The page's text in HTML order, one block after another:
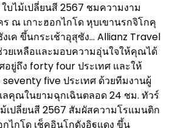
บไม้เปลี่ยนสี 2567 ชมความงาม
ณ เกาะฮอกไกโด หุบเขานรกจิโกคุ
เค ขึ้นกระเช้าอุสุซัง… Allianz Travel
ยเหลือและมอบความอุ่นใจให้คุณได้
อยู่ถึง forty four ประเทศ และให้
five ประเทศ ด้วยทีมงานผู้
คุณในยามฉุกเฉินตลอด 24 ชม. ทัวร์
เปลี่ยนสี 2567 สัมผัสความโรแมนติก
ไกโด เช็คอินโกดังอิฐแดง ขึ้น